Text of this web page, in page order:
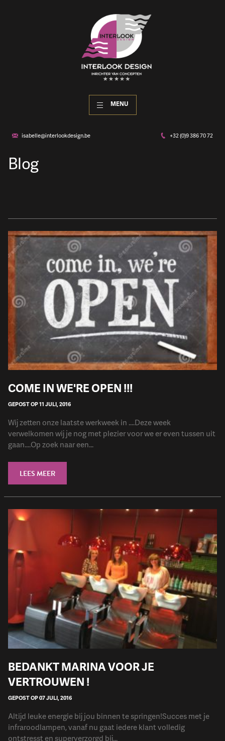
MENU
isabelle@interlookdesign.be +32 (0)9 386 70 72
Blog
COME IN WE'RE OPEN !!!
GEPOST OP 11 JULI, 2016
Wij zetten onze laatste werkweek in ....Deze week
verwelkomen wij je nog met plezier voor we er even tussen uit
gaan....Op zoek naar een...
LEES MEER
BEDANKT MARINA VOOR JE
VERTROUWEN !
GEPOST OP 07 JULI, 2016
Altijd leuke energie bij jou binnen te springen!Succes met je
infraroodlampen, vanaf nu gaat iedere klant volledig
ontstresst en superverzorgd bij...